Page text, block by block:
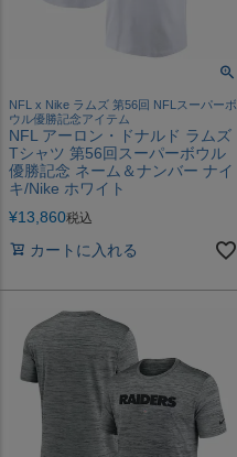
NFL x Nike ラムズ 第56回 NFLスーパーボ
ウル優勝記念アイテム
NFL アーロン・ドナルド ラムズ
Tシャツ 第56回スーパーボウル
優勝記念 ネーム＆ナンバー ナイ
キ/Nike ホワイト
¥13,860税込
カートに入れる